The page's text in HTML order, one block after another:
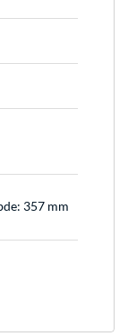
357 mm